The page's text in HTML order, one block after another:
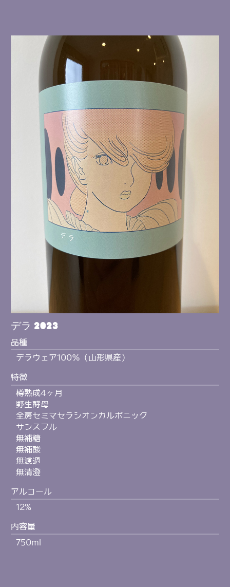
デラ 2023
品種
デラウェア100％（山形県産）
特徴
樽熟成4ヶ月
野生酵母
全房セミマセラシオンカルボニック
サンスフル
無補糖
無補酸
無濾過
無清澄
アルコール
12%
内容量
750ml